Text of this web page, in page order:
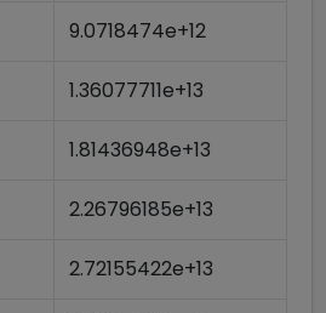
9.0718474e+12
1.36077711e+13
1.81436948e+13
2.26796185e+13
2.72155422e+13